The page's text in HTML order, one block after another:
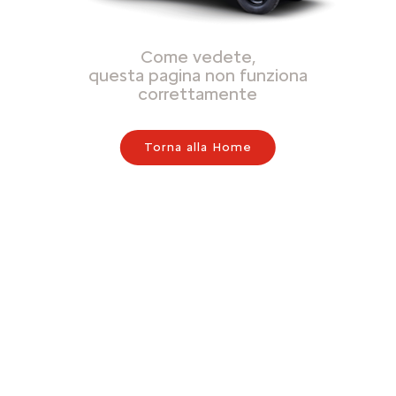
Come vedete,
questa pagina non funziona
correttamente
Torna alla Home